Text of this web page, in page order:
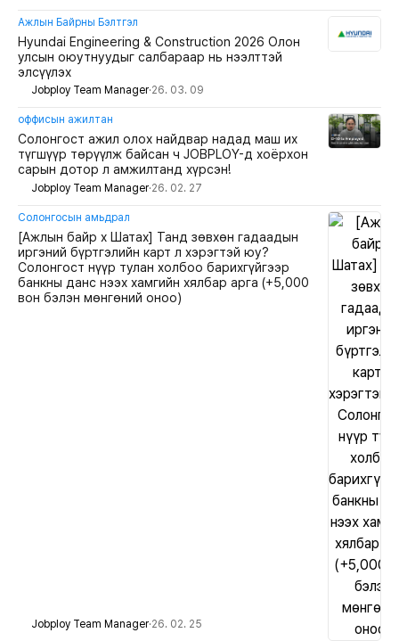
Ажлын Байрны Бэлтгэл
Hyundai Engineering & Construction 2026 Олон
улсын оюутнуудыг салбараар нь нээлттэй
элсүүлэх
Jobploy Team Manager·26. 03. 09
оффисын ажилтан
Солонгост ажил олох найдвар надад маш их
түгшүүр төрүүлж байсан ч JOBPLOY-д хоёрхон
сарын дотор л амжилтанд хүрсэн!
Jobploy Team Manager·26. 02. 27
Солонгосын амьдрал
[Ажлын байр x Шатах] Танд зөвхөн гадаадын
иргэний бүртгэлийн карт л хэрэгтэй юу?
Солонгост нүүр тулан холбоо барихгүйгээр
банкны данс нээх хамгийн хялбар арга (+5,000
вон бэлэн мөнгөний оноо)
Jobploy Team Manager·26. 02. 25